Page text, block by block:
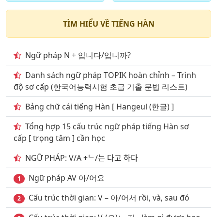
22. Chủ đề động từ thường dùng phần 7
24 . Chủ đề động từ thường dùng phần 9
25 . Giao thông vận tải đường bộ
26. Giao thông vận tải đường hàng không
27. Giao thông vận tải đường sắt
28. Giao thông vận tải đường thủy phần 1
29. Giao thông vận tải đường thủy phần 2
30. Chủ đề khách sạn nhà nghỉ
31. Ký hiệu biển báo Giao thông phần 1
32. Ký hiệu biển báo Giao thông phần 2
TÌM HIỂU VỀ TIẾNG HÀN
Ngữ pháp N + 입니다/입니까?
Danh sách ngữ pháp TOPIK hoàn chỉnh – Trình
độ sơ cấp (한국어능력시험 초급 기출 문법 리스트)
Bảng chữ cái tiếng Hàn [ Hangeul (한글) ]
Tổng hợp 15 cấu trúc ngữ pháp tiếng Hàn sơ
cấp [ trọng tâm ] cần học
NGỮ PHÁP: V/A +ᄂ/는 다고 하다
1 Ngữ pháp AV 아/어요
2 Cấu trúc thời gian: V – 아/어서 rồi, và, sau đó